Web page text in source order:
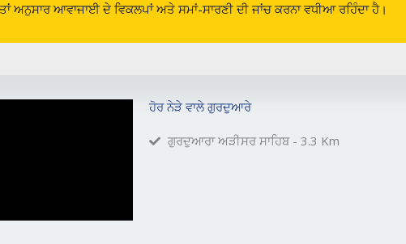
ਅਨੁਸਾਰ ਆਵਾਜਾਈ ਦੇ ਵਿਕਲਪਾਂ ਅਤੇ ਸਮਾਂ-ਸਾਰਣੀ ਦੀ ਜਾਂਚ ਕਰਨਾ ਵਧੀਆ ਰਹਿੰਦਾ ਹੈ।
ਹੋਰ ਨੇੜੇ ਵਾਲੇ ਗੁਰਦੁਆਰੇ
ਗੁਰਦੁਆਰਾ ਅੜੀਸਰ ਸਾਹਿਬ - 3.3 Km